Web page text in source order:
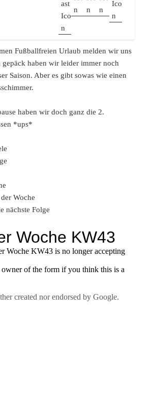
Fußballfreien Urlaub melden wir uns
haben wir leider immer noch
Saison. Aber es gibt sowas wie einen
haben wir doch ganz die 2.
*ups*
Woche
nächste Folge